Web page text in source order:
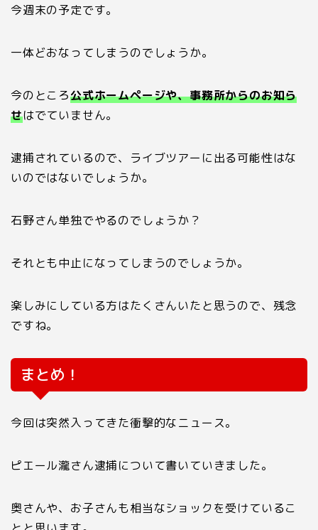
今週末の予定です。
一体どおなってしまうのでしょうか。
今のところ公式ホームページや、事務所からのお知ら
せはでていません。
逮捕されているので、ライブツアーに出る可能性はな
いのではないでしょうか。
石野さん単独でやるのでしょうか？
それとも中止になってしまうのでしょうか。
楽しみにしている方はたくさんいたと思うので、残念
ですね。
まとめ！
今回は突然入ってきた衝撃的なニュース。
ピエール瀧さん逮捕について書いていきました。
奥さんや、お子さんも相当なショックを受けているこ